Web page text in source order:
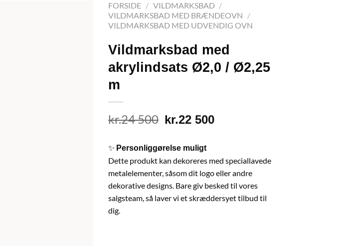
FORSIDE / VILDMARKSBAD /
VILDMARKSBAD MED BRÆNDEOVN /
VILDMARKSBAD MED UDVENDIG OVN
Vildmarksbad med
akrylindsats Ø2,0 / Ø2,25
m
kr.24 500 Original
was:
kr.24
500.
kr.22 500
kr.22
500.
✨ Personliggørelse muligt
Dette produkt kan dekoreres med speciallavede
metalelementer, såsom dit logo eller andre
dekorative designs. Bare giv besked til vores
salgsteam, så laver vi et skræddersyet tilbud til
dig.